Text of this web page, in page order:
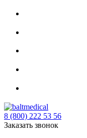
8 (800) 222 53 56
Заказать звонок